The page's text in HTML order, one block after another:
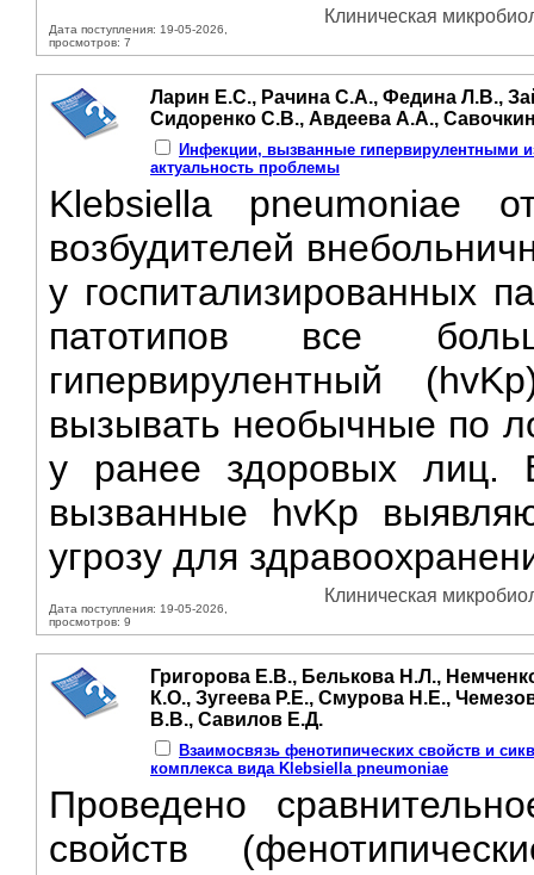
Дата поступления: 19-05-2026,
просмотров: 7
Клиническая
Ларин Е.С., Рачина С.А., Федина Л.В.,
Сидоренко С.В., Авдеева А.А.,
Инфекции, вызванные гипервирулентными
актуальность проблемы
Klebsiella pneumoniae
возбудителей
у госпитализированных
патотипов все
гипервирулентный
вызывать необычные по
у ранее здоровых лиц.
вызванные hvKp
угрозу для
Дата поступления: 19-05-2026,
просмотров: 9
Клиническая
Григорова Е.В., Белькова Н.Л.,
К.О., Зугеева Р.Е., Смурова Н.Е.,
В.В., Савилов Е.Д.
Взаимосвязь фенотипических свойств и
комплекса вида Klebsiella pneumoniae
Проведено
свойств